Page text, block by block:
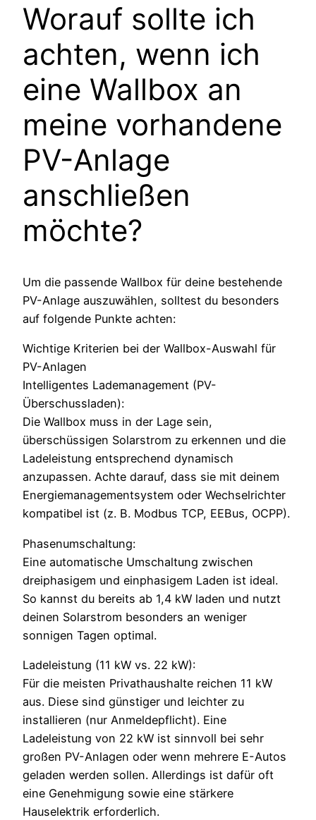
Worauf sollte ich
achten, wenn ich
eine Wallbox an
meine vorhandene
PV-Anlage
anschließen
möchte?
Um die passende Wallbox für deine bestehende
PV-Anlage auszuwählen, solltest du besonders
auf folgende Punkte achten:
Wichtige Kriterien bei der Wallbox-Auswahl für
PV-Anlagen
Intelligentes Lademanagement (PV-
Überschussladen):
Die Wallbox muss in der Lage sein,
überschüssigen Solarstrom zu erkennen und die
Ladeleistung entsprechend dynamisch
anzupassen. Achte darauf, dass sie mit deinem
Energiemanagementsystem oder Wechselrichter
kompatibel ist (z. B. Modbus TCP, EEBus, OCPP).
Phasenumschaltung:
Eine automatische Umschaltung zwischen
dreiphasigem und einphasigem Laden ist ideal.
So kannst du bereits ab 1,4 kW laden und nutzt
deinen Solarstrom besonders an weniger
sonnigen Tagen optimal.
Ladeleistung (11 kW vs. 22 kW):
Für die meisten Privathaushalte reichen 11 kW
aus. Diese sind günstiger und leichter zu
installieren (nur Anmeldepflicht). Eine
Ladeleistung von 22 kW ist sinnvoll bei sehr
großen PV-Anlagen oder wenn mehrere E-Autos
geladen werden sollen. Allerdings ist dafür oft
eine Genehmigung sowie eine stärkere
Hauselektrik erforderlich.